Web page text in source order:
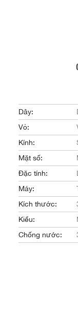
Dây:
Vỏ:
Kính:
Mặt số:
Đặc tính:
Máy:
Kích thước:
Kiểu:
Chống nước: